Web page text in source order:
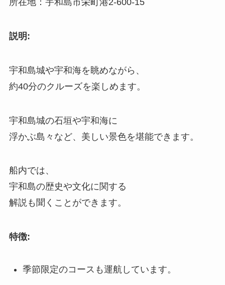
所在地：宇和島市栄町港2-600-15
説明:
宇和島城や宇和海を眺めながら、
約40分のクルーズを楽しめます。
宇和島城の石垣や宇和海に
浮かぶ島々など、美しい景色を堪能できます。
船内では、
宇和島の歴史や文化に関する
解説も聞くことができます。
特徴:
季節限定のコースも運航しています。